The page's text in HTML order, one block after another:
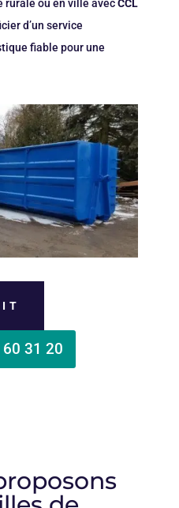
rurale ou en ville avecCCL
d’un service
fiable pour une
31 20